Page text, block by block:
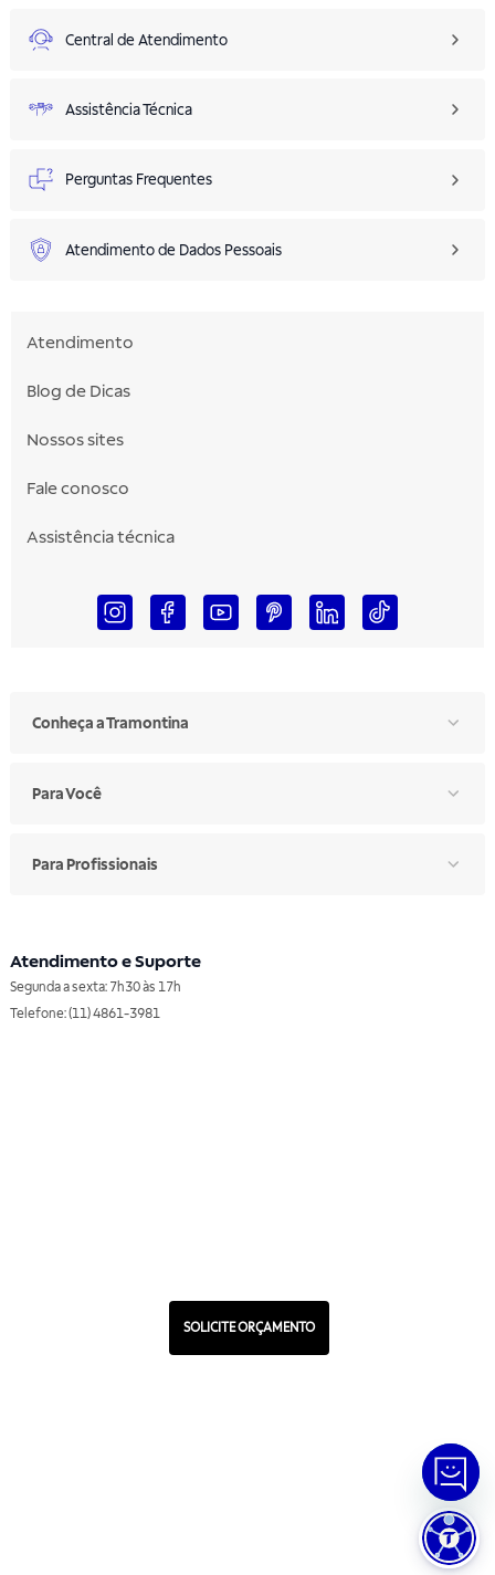
SOLICITE ORÇAMENTO
Central de Atendimento
Assistência Técnica
Perguntas Frequentes
Atendimento de Dados Pessoais
Atendimento
Blog de Dicas
Nossos sites
Fale conosco
Assistência técnica
Conheça a Tramontina
Para Você
Para Profissionais
Atendimento e Suporte
Segunda a sexta: 7h30 às 17h
Telefone: (11) 4861-3981